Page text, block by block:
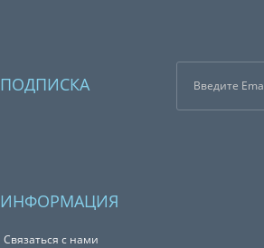
ПОДПИСКА
ИНФОРМАЦИЯ
Связаться с нами